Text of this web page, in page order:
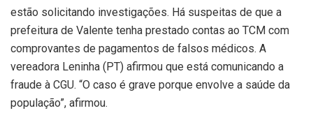
estão solicitando investigações. Há suspeitas de que a
prefeitura de Valente tenha prestado contas ao TCM com
comprovantes de pagamentos de falsos médicos. A
vereadora Leninha (PT) afirmou que está comunicando a
fraude à CGU. “O caso é grave porque envolve a saúde da
população”, afirmou.